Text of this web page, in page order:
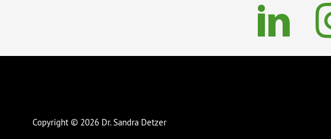
Copyright © 2026 Dr. Sandra Detzer